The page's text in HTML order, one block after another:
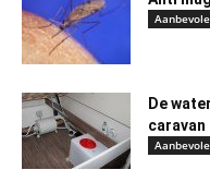
De
caravan